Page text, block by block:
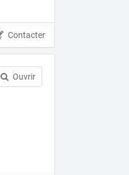
Contacter
Ouvrir